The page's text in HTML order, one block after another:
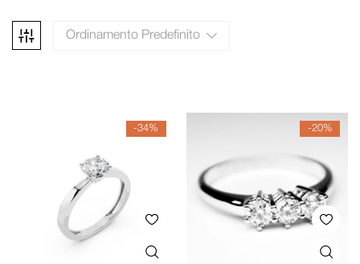
Ordinamento Predefinito
-34% -20%